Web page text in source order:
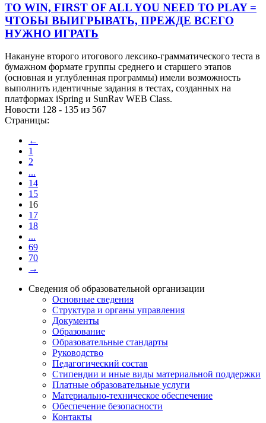
TO WIN, FIRST OF ALL YOU NEED TO PLAY =
ЧТОБЫ ВЫИГРЫВАТЬ, ПРЕЖДЕ ВСЕГО
НУЖНО ИГРАТЬ
Накануне второго итогового лексико-грамматического теста в
бумажном формате группы среднего и старшего этапов
(основная и углубленная программы) имели возможность
выполнить идентичные задания в тестах, созданных на
платформах iSpring и SunRav WEB Class.
Новости 128 - 135 из 567
Страницы:
←
1
2
...
14
15
16
17
18
...
69
70
→
Сведения об образовательной организации
Основные сведения
Структура и органы управления
Документы
Образование
Образовательные стандарты
Руководство
Педагогический состав
Стипендии и иные виды материальной поддержки
Платные образовательные услуги
Материально-техническое обеспечение
Обеспечение безопасности
Контакты